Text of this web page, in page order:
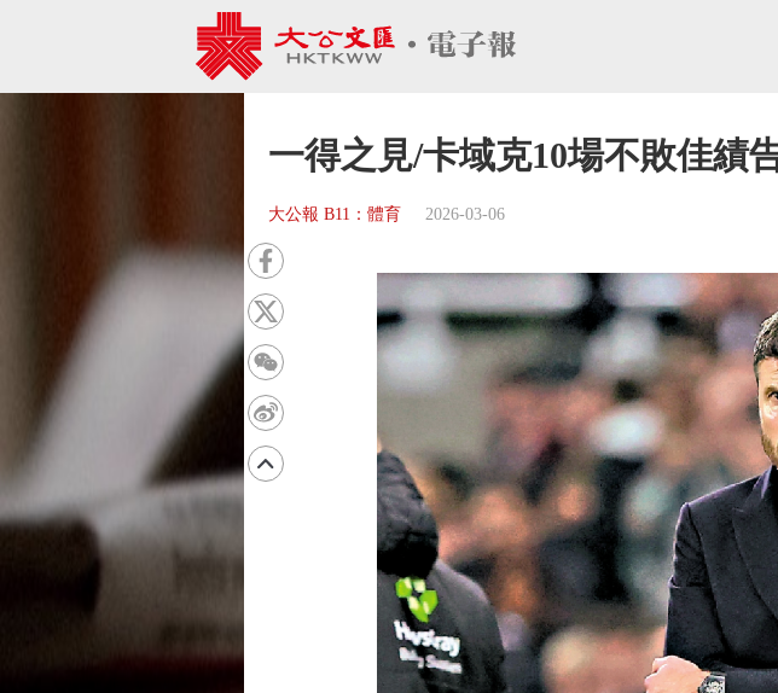
一得之見/卡域克10場不敗佳績
大公報 B11：體育 2026-03-06